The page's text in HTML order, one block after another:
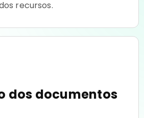
recursos.
dos documentos